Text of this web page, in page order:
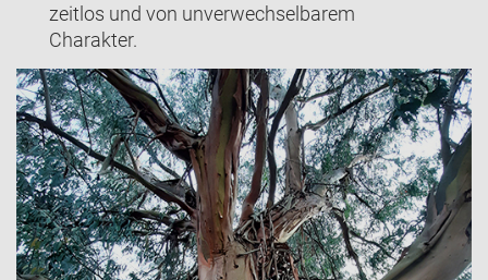
zeitlos und von unverwechselbarem
Charakter.